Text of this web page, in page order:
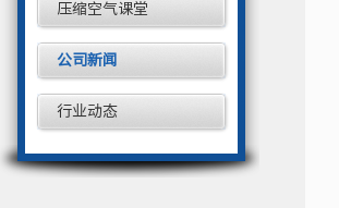
压缩空气课堂
公司新闻
行业动态